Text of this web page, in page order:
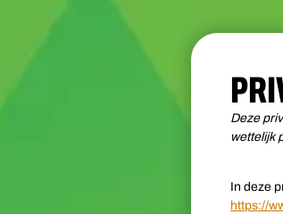
Deze
wettelijk
In deze
https://